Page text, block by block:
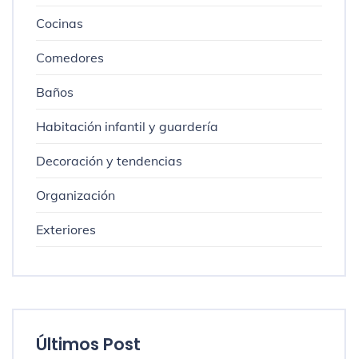
Cocinas
Comedores
Baños
Habitación infantil y guardería
Decoración y tendencias
Organización
Exteriores
Últimos Post